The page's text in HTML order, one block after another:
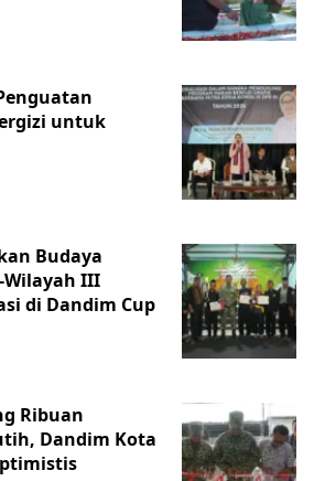
untuk
Budaya
Wilayah III
di Dandim Cup
Ribuan
Dandim Kota